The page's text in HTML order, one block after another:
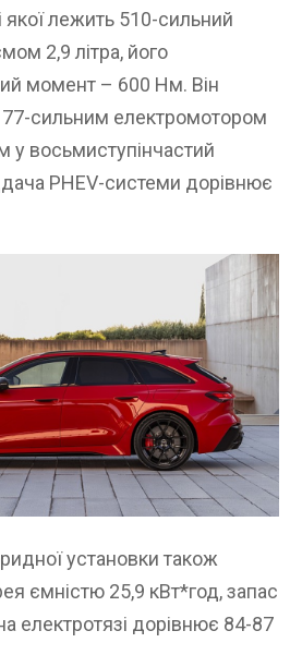
якої лежить 510-сильний
2,9 літра, його
момент – 600 Нм. Він
сильним електромотором
восьмиступінчастий
PHEV-системи дорівнює
установки також
ємністю 25,9 кВт*год, запас
електротязі дорівнює 84-87